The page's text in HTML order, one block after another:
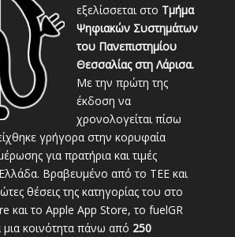
εξελίσσεται στο Τμήμα
Ψηφιακών Συστημάτων
του Πανεπιστημίου
Θεσσαλίας στη Λάρισα.
Με την πρώτη της
έκδοση να
χρονολογείται πίσω
γρήγορα στην κορυφαία
για πρατήρια και τιμές
Βραβευμένο από το ΤΕΕ και
θέσεις της κατηγορίας του στο
και το Apple App Store, το fuelGR
μια κοινότητα πάνω από 250